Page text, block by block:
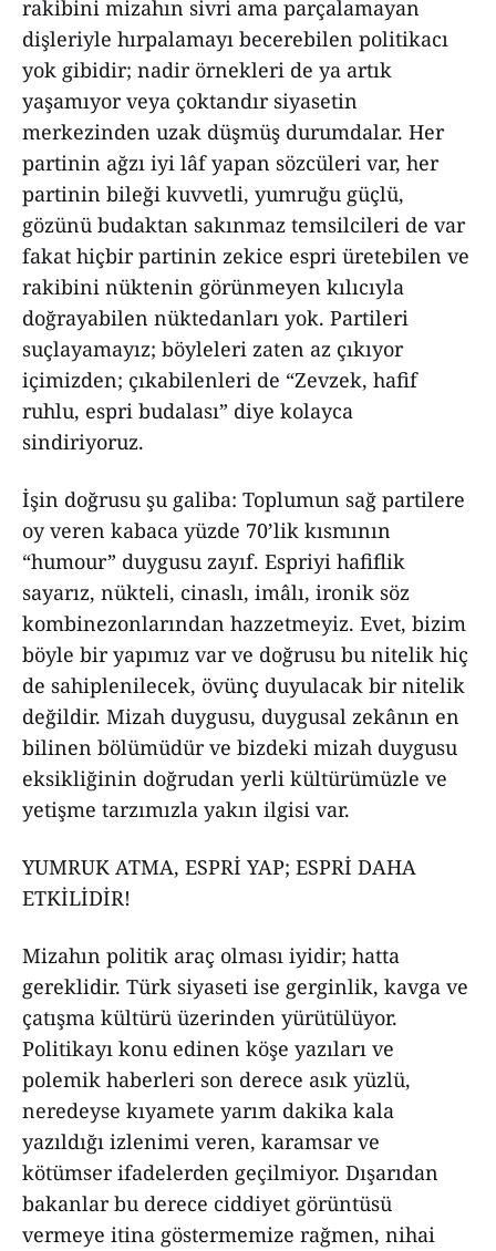
rakibini mizahın sivri ama parçalamayan
dişleriyle hırpalamayı becerebilen politikacı
yok gibidir; nadir örnekleri de ya artık
yaşamıyor veya çoktandır siyasetin
merkezinden uzak düşmüş durumdalar. Her
partinin ağzı iyi lâf yapan sözcüleri var, her
partinin bileği kuvvetli, yumruğu güçlü,
gözünü budaktan sakınmaz temsilcileri de var
fakat hiçbir partinin zekice espri üretebilen ve
rakibini nüktenin görünmeyen kılıcıyla
doğrayabilen nüktedanları yok. Partileri
suçlayamayız; böyleleri zaten az çıkıyor
içimizden; çıkabilenleri de “Zevzek, hafif
ruhlu, espri budalası” diye kolayca
sindiriyoruz.
İşin doğrusu şu galiba: Toplumun sağ partilere
oy veren kabaca yüzde 70’lik kısmının
“humour” duygusu zayıf. Espriyi hafiflik
sayarız, nükteli, cinaslı, imâlı, ironik söz
kombinezonlarından hazzetmeyiz. Evet, bizim
böyle bir yapımız var ve doğrusu bu nitelik hiç
de sahiplenilecek, övünç duyulacak bir nitelik
değildir. Mizah duygusu, duygusal zekânın en
bilinen bölümüdür ve bizdeki mizah duygusu
eksikliğinin doğrudan yerli kültürümüzle ve
yetişme tarzımızla yakın ilgisi var.
YUMRUK ATMA, ESPRİ YAP; ESPRİ DAHA
ETKİLİDİR!
Mizahın politik araç olması iyidir; hatta
gereklidir. Türk siyaseti ise gerginlik, kavga ve
çatışma kültürü üzerinden yürütülüyor.
Politikayı konu edinen köşe yazıları ve
polemik haberleri son derece asık yüzlü,
neredeyse kıyamete yarım dakika kala
yazıldığı izlenimi veren, karamsar ve
kötümser ifadelerden geçilmiyor. Dışarıdan
bakanlar bu derece ciddiyet görüntüsü
vermeye itina göstermemize rağmen, nihai